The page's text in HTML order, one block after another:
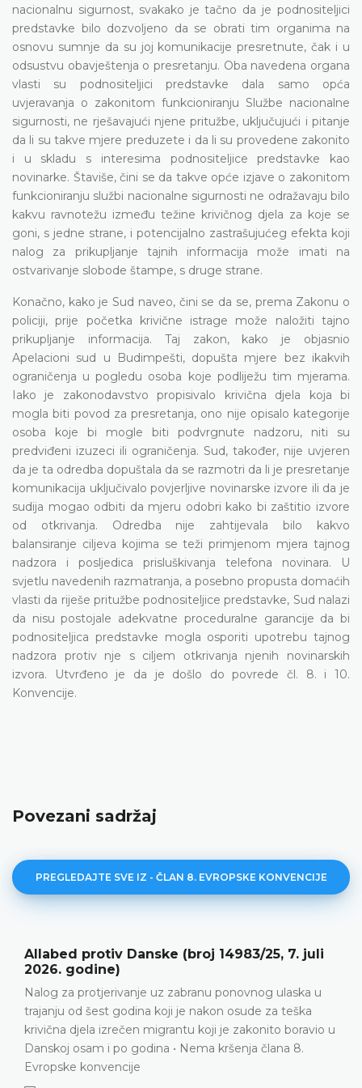
nacionalnu sigurnost, svakako je tačno da je podnositeljici
predstavke bilo dozvoljeno da se obrati tim organima na
osnovu sumnje da su joj komunikacije presretnute, čak i u
odsustvu obavještenja o presretanju. Oba navedena organa
vlasti su podnositeljici predstavke dala samo opća
uvjeravanja o zakonitom funkcioniranju Službe nacionalne
sigurnosti, ne rješavajući njene pritužbe, uključujući i pitanje
da li su takve mjere preduzete i da li su provedene zakonito
i u skladu s interesima podnositeljice predstavke kao
novinarke. Štaviše, čini se da takve opće izjave o zakonitom
funkcioniranju službi nacionalne sigurnosti ne odražavaju bilo
kakvu ravnotežu između težine krivičnog djela za koje se
goni, s jedne strane, i potencijalno zastrašujućeg efekta koji
nalog za prikupljanje tajnih informacija može imati na
ostvarivanje slobode štampe, s druge strane.
Konačno, kako je Sud naveo, čini se da se, prema Zakonu o
policiji, prije početka krivične istrage može naložiti tajno
prikupljanje informacija. Taj zakon, kako je objasnio
Apelacioni sud u Budimpešti, dopušta mjere bez ikakvih
ograničenja u pogledu osoba koje podliježu tim mjerama.
Iako je zakonodavstvo propisivalo krivična djela koja bi
mogla biti povod za presretanja, ono nije opisalo kategorije
osoba koje bi mogle biti podvrgnute nadzoru, niti su
predviđeni izuzeci ili ograničenja. Sud, također, nije uvjeren
da je ta odredba dopuštala da se razmotri da li je presretanje
komunikacija uključivalo povjerljive novinarske izvore ili da je
sudija mogao odbiti da mjeru odobri kako bi zaštitio izvore
od otkrivanja. Odredba nije zahtijevala bilo kakvo
balansiranje ciljeva kojima se teži primjenom mjera tajnog
nadzora i posljedica prisluškivanja telefona novinara. U
svjetlu navedenih razmatranja, a posebno propusta domaćih
vlasti da riješe pritužbe podnositeljice predstavke, Sud nalazi
da nisu postojale adekvatne proceduralne garancije da bi
podnositeljica predstavke mogla osporiti upotrebu tajnog
nadzora protiv nje s ciljem otkrivanja njenih novinarskih
izvora. Utvrđeno je da je došlo do povrede čl. 8. i 10.
Konvencije.
Povezani sadržaj
PREGLEDAJTE SVE IZ - ČLAN 8. EVROPSKE KONVENCIJE
Y protiv Srbije (broj 28322/20, 12. maj 2026.
godine)
Porodični život • Pozitivne obaveze • Prekid kontakta
između podnositeljice predstavke i njenog polubrata
nakon što ga je usvojila porodica koja živi u inozemstvu
• Odbijanje podnositeljice predstavke da bude usvojena
ne smije nadmašiti interese samog njenog polubrata •